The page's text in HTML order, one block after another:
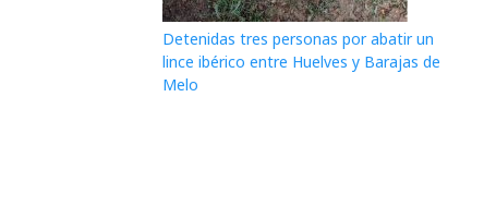
Detenidas tres personas por abatir un
lince ibérico entre Huelves y Barajas de
Melo